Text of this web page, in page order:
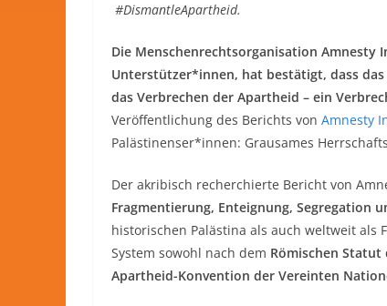
#DismantleApartheid.
Die Menschenrechtsorganisation
Unterstützer*innen, hat bestätigt, dass das
das Verbrechen der Apartheid – ein
Veröffentlichung des Berichts von Amnesty
Palästinenser*innen: Grausames
Der akribisch recherchierte Bericht von
Fragmentierung, Enteignung, Segregation
historischen Palästina als auch weltweit als
System sowohl nach dem Römischen
Apartheid-Konvention der Vereinten